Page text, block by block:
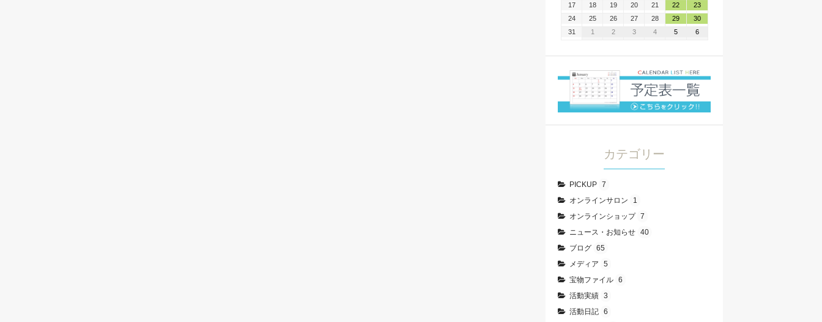
17
18 19 20 21 22
23
24
25 26 27 28 29
30
31
1 2 3 4 5 6
カテゴリー
PICKUP 7
オンラインサロン
1
オンラインショップ 7
ニュース・お知らせ 40
ブログ 65
メディア
5
宝物ファイル 6
活動実績 3
活動日記 6